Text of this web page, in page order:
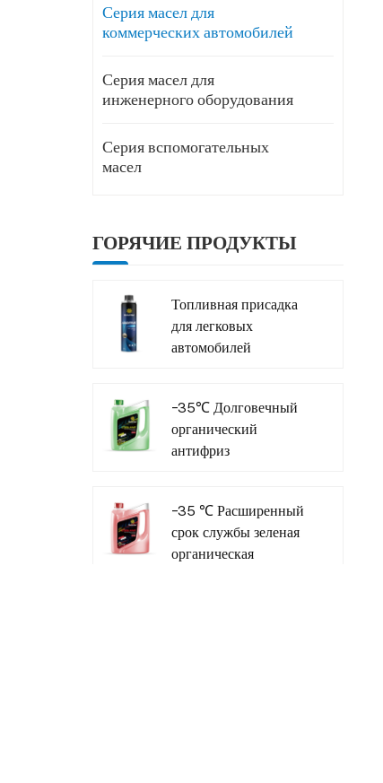
Серия масел для
коммерческих автомобилей
Серия масел для
инженерного оборудования
Серия вспомогательных
масел
ГОРЯЧИЕ ПРОДУКТЫ
Топливная присадка
для легковых
автомобилей
производитель
внедорожников
-35℃ Долговечный
органический
антифриз
коммерческого
транспорта
-35 ℃ Расширенный
срок службы зеленая
органическая